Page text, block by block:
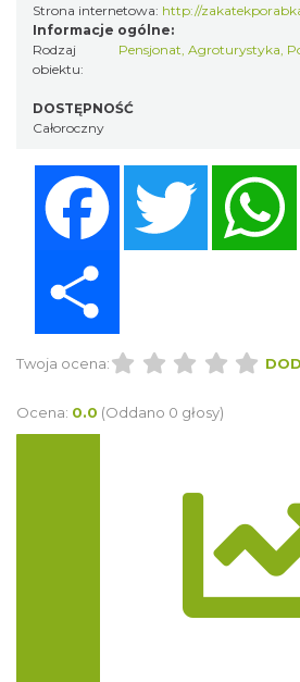
Strona internetowa: http://
Informacje ogólne:
Rodzaj
obiektu:
Pensjonat, Agroturystyka,
DOSTĘPNOŚĆ
Całoroczny
Twitter
Twoja ocena:
Ocena: 0.0 (Oddano 0 głosy)